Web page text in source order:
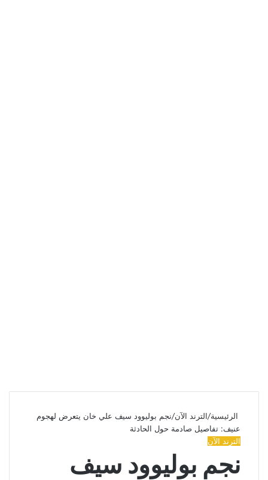
الرئيسية/الترند الآن/نجم بوليوود سيف علي خان يتعرض لهجوم
عنيف: تفاصيل صادمة حول الحادثة
الترند الآن
نجم بوليوود سيف